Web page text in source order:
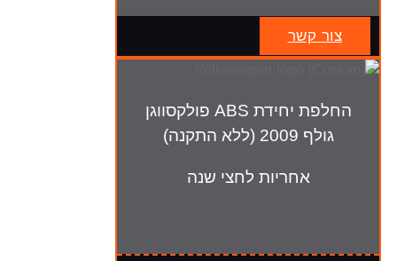
צור קשר
החלפת יחידת ABS פולקסווגן
גולף 2009 (ללא התקנה)
אחריות לחצי שנה